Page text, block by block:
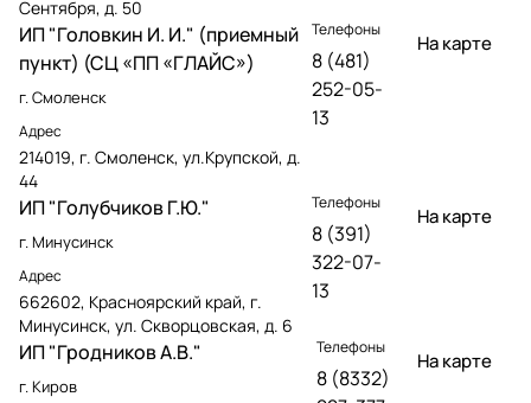
Сентября, д. 50
ИП "Головкин И. И." (приемный
пункт) (СЦ «ПП «ГЛАЙС»)
г. Смоленск
Адрес
214019, г. Смоленск, ул.Крупской, д.
44
Телефоны
8 (481)
252-05-
13
На карте
ИП "Голубчиков Г.Ю."
г. Минусинск
Адрес
662602, Красноярский край, г.
Минусинск, ул. Скворцовская, д. 6
Телефоны
8 (391)
322-07-
13
На карте
ИП "Гродников А.В."
г. Киров
Телефоны
8 (8332)
На карте